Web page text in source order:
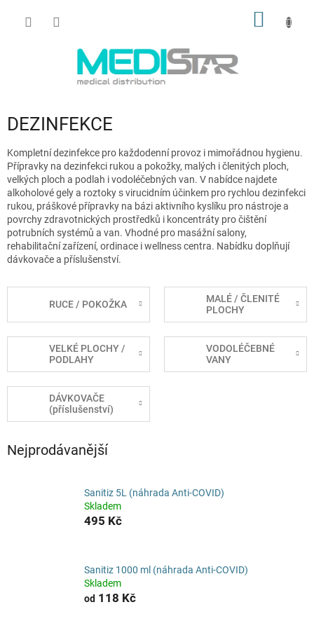
DEZINFEKCE
Kompletní dezinfekce pro každodenní provoz i mimořádnou hygienu.
Přípravky na dezinfekci rukou a pokožky, malých i členitých ploch,
velkých ploch a podlah i vodoléčebných van. V nabídce najdete
alkoholové gely a roztoky s virucidním účinkem pro rychlou dezinfekci
rukou, práškové přípravky na bázi aktivního kyslíku pro nástroje a
povrchy zdravotnických prostředků i koncentráty pro čištění
potrubních systémů a van. Vhodné pro masážní salony,
rehabilitační zařízení, ordinace i wellness centra. Nabídku doplňují
dávkovače a příslušenství.
RUCE / POKOŽKA
MALÉ / ČLENITÉ
PLOCHY
VELKÉ PLOCHY /
PODLAHY
VODOLÉČEBNÉ
VANY
DÁVKOVAČE
(příslušenství)
Nejprodávanější
Sanitiz 5L (náhrada Anti-COVID)
Skladem
495 Kč
Sanitiz 1000 ml (náhrada Anti-COVID)
Skladem
od 118 Kč